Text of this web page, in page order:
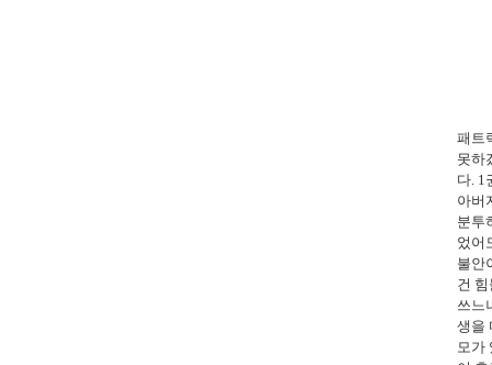
패트
못하
다. 1
아버
분투
었어
불안
건
쓰느
생을
모가